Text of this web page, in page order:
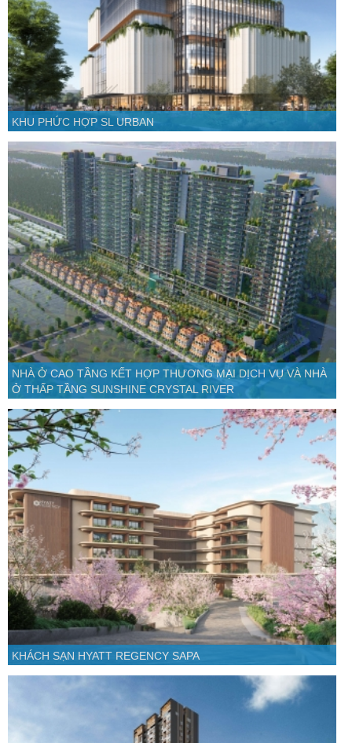
KHU PHỨC HỢP SL URBAN
NHÀ Ở CAO TẦNG KẾT HỢP THƯƠNG MẠI DỊCH VỤ VÀ NHÀ
Ở THẤP TẦNG SUNSHINE CRYSTAL RIVER
KHÁCH SẠN HYATT REGENCY SAPA